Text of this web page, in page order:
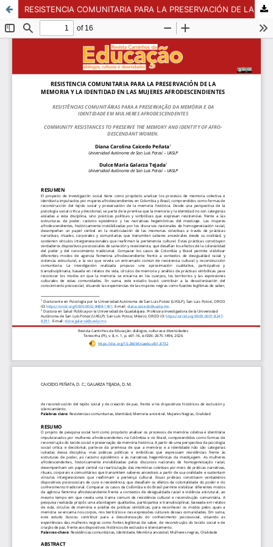
RESISTENCIA COMUNITARIA PARA LA PRESERVACIÓN DE LA MEMORIA Y LA IDENTIDAD EN LAS MUJERES AFRODESCENDIENTES